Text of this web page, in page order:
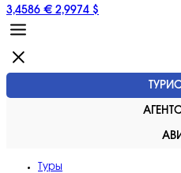
3,4586 € 2,9974 $
Туры